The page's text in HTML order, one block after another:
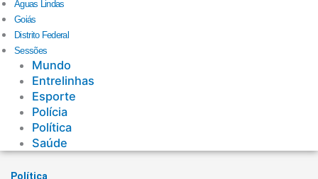
Águas Lindas
Goiás
Distrito Federal
Sessões
Mundo
Entrelinhas
Esporte
Polícia
Política
Saúde
Política